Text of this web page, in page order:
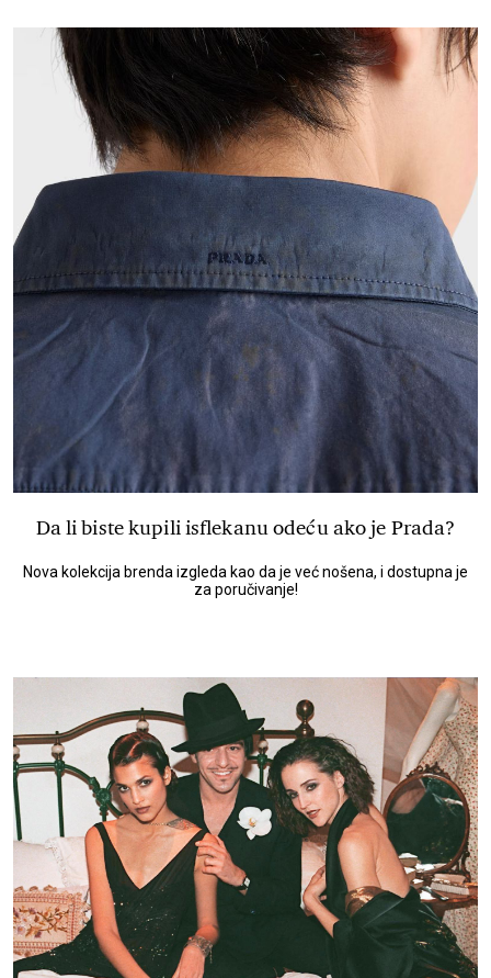
Da li biste kupili isflekanu odeću ako je Prada?
Nova kolekcija brenda izgleda kao da je već nošena, i dostupna je
za poručivanje!